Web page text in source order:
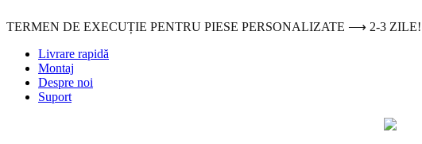
la
TERMEN DE EXECUȚIE PENTRU PIESE PERSONALIZATE ⟶ 2-3 ZILE!
Livrare rapidă
Montaj
Despre noi
Suport